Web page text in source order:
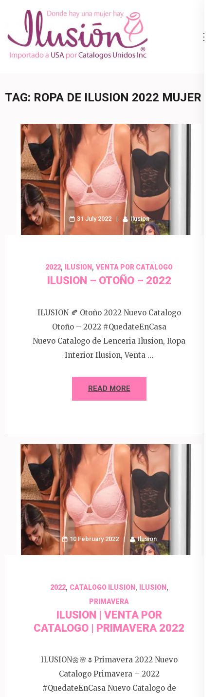
content
(Press
Ropa Interior
800.825.9452
TAG: ROPA DE ILUSION 2022 MUJER
31 July 2022 Ilusion
2022, ILUSION , VENTA POR CATALOGO
ILUSION – OTOÑO – 2022
ILUSION 🍂 Otoño 2022 Nuevo Catalogo
Otoño – 2022 #QuedateEnCasa
Nuevo Catalogo de Lenceria Ilusion, Ropa
Interior Ilusion, Venta …
READ MORE
10 February 2022 Ilusion
2022, CATALOGO ILUSION, ILUSION,
PRIMAVERA
ILUSION | VENTA POR
CATALOGO | PRIMAVERA 2022
ILUSION🌼🌸🌷Primavera 2022 Nuevo
Catalogo Primavera – 2022
#QuedateEnCasa Nuevo Catalogo de